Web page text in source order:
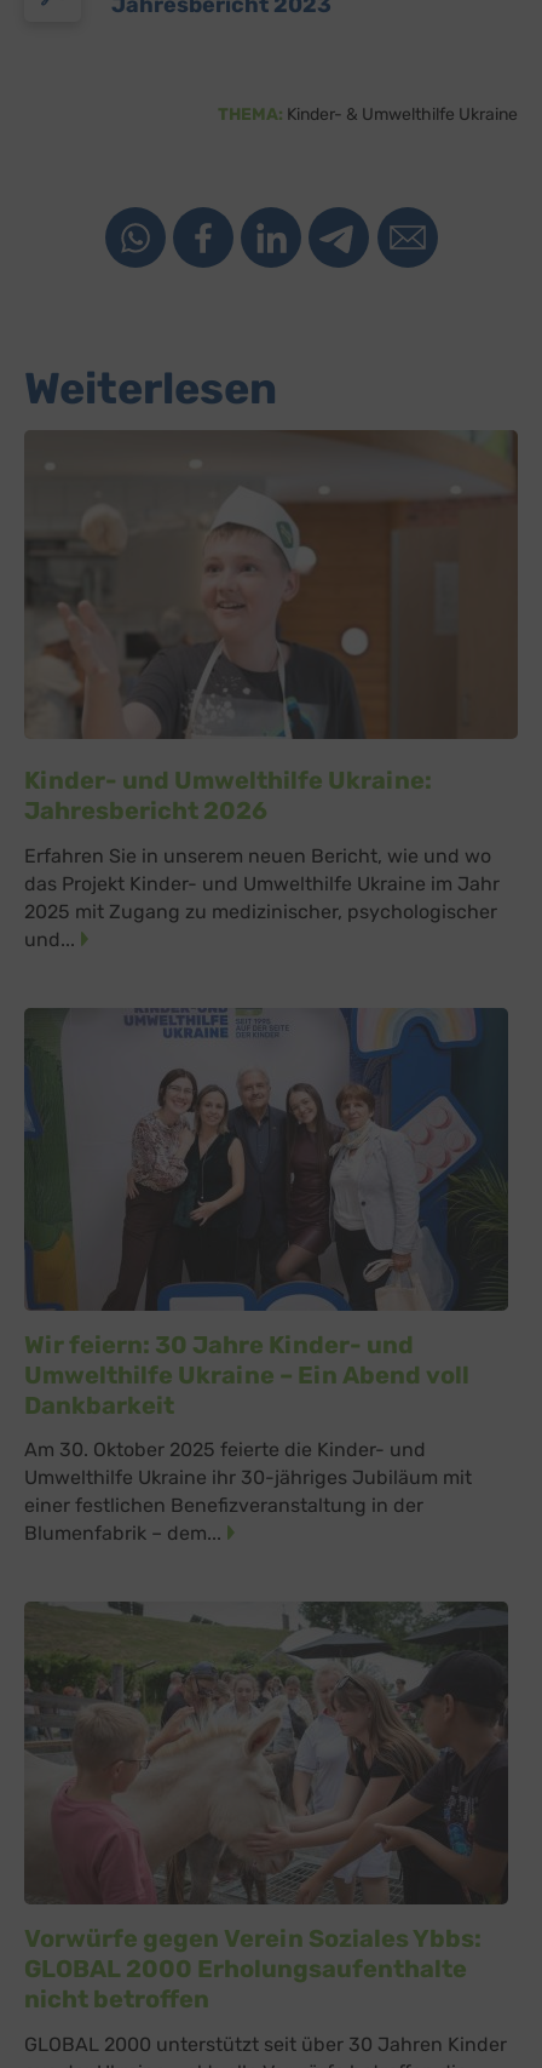
Jahresbericht 2023
THEMA: Kinder- & Umwelthilfe Ukraine
Weiterlesen
Kinder- und Umwelthilfe Ukraine:
Jahresbericht 2026
Erfahren Sie in unserem neuen Bericht, wie und wo
das Projekt Kinder- und Umwelthilfe Ukraine im Jahr
2025 mit Zugang zu medizinischer, psychologischer
und...
Wir feiern: 30 Jahre Kinder- und
Umwelthilfe Ukraine – Ein Abend voll
Dankbarkeit
Am 30. Oktober 2025 feierte die Kinder- und
Umwelthilfe Ukraine ihr 30-jähriges Jubiläum mit
einer festlichen Benefizveranstaltung in der
Blumenfabrik – dem...
Vorwürfe gegen Verein Soziales Ybbs:
GLOBAL 2000 Erholungsaufenthalte
nicht betroffen
GLOBAL 2000 unterstützt seit über 30 Jahren Kinder